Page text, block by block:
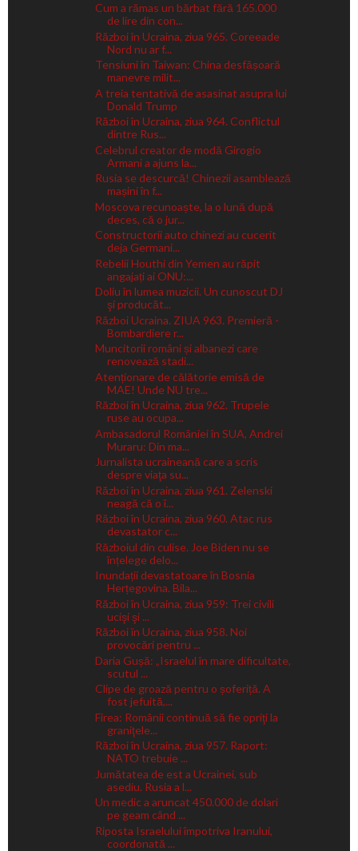
Cum a rămas un bărbat fără 165.000
de lire din con...
Război în Ucraina, ziua 965. Coreeade
Nord nu ar f...
Tensiuni în Taiwan: China desfășoară
manevre milit...
A treia tentativă de asasinat asupra lui
Donald Trump
Război în Ucraina, ziua 964. Conflictul
dintre Rus...
Celebrul creator de modă Girogio
Armani a ajuns la...
Rusia se descurcă! Chinezii asamblează
mașini în f...
Moscova recunoaște, la o lună după
deces, că o jur...
Constructorii auto chinezi au cucerit
deja Germani...
Rebelii Houthi din Yemen au răpit
angajați ai ONU:...
Doliu în lumea muzicii. Un cunoscut DJ
şi producăt...
Război Ucraina. ZIUA 963. Premieră -
Bombardiere r...
Muncitorii români și albanezi care
renovează stadi...
Atenționare de călătorie emisă de
MAE! Unde NU tre...
Război în Ucraina, ziua 962. Trupele
ruse au ocupa...
Ambasadorul României în SUA, Andrei
Muraru: Din ma...
Jurnalista ucraineană care a scris
despre viaţa su...
Război în Ucraina, ziua 961. Zelenski
neagă că o î...
Război în Ucraina, ziua 960. Atac rus
devastator c...
Războiul din culise. Joe Biden nu se
înțelege delo...
Inundații devastatoare în Bosnia
Herțegovina. Bila...
Război în Ucraina, ziua 959: Trei civili
ucişi şi ...
Război în Ucraina, ziua 958. Noi
provocări pentru ...
Daria Gușă: „Israelul în mare dificultate,
scutul ...
Clipe de groază pentru o șoferiță. A
fost jefuită,...
Firea: Românii continuă să fie opriţi la
graniţele...
Război în Ucraina, ziua 957. Raport:
NATO trebuie ...
Jumătatea de est a Ucrainei, sub
asediu. Rusia a l...
Un medic a aruncat 450.000 de dolari
pe geam când ...
Riposta Israelului împotriva Iranului,
coordonată ...